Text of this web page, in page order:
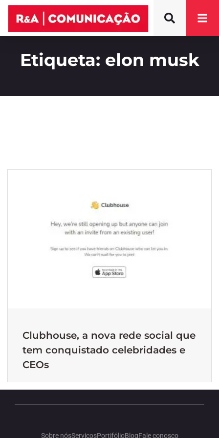
Etiqueta: elon musk
Clubhouse, a nova rede social que
tem conquistado celebridades e
CEOs
Sobre nósServiçosPortifólioBlogFale conosco